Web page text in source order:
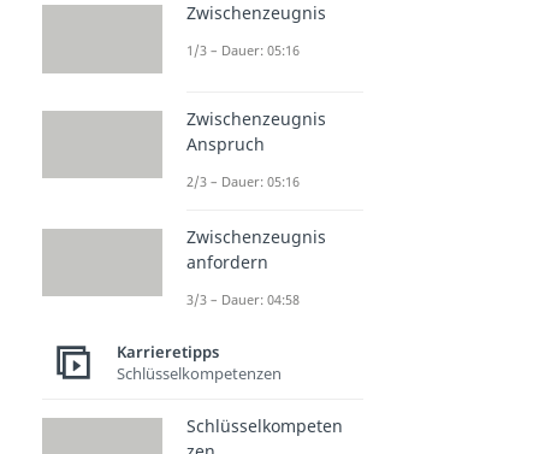
Zwischenzeugnis
1/3 – Dauer: 05:16
Zwischenzeugnis
Anspruch
2/3 – Dauer: 05:16
Zwischenzeugnis
anfordern
3/3 – Dauer: 04:58
Karrieretipps
Schlüsselkompetenzen
Schlüsselkompeten